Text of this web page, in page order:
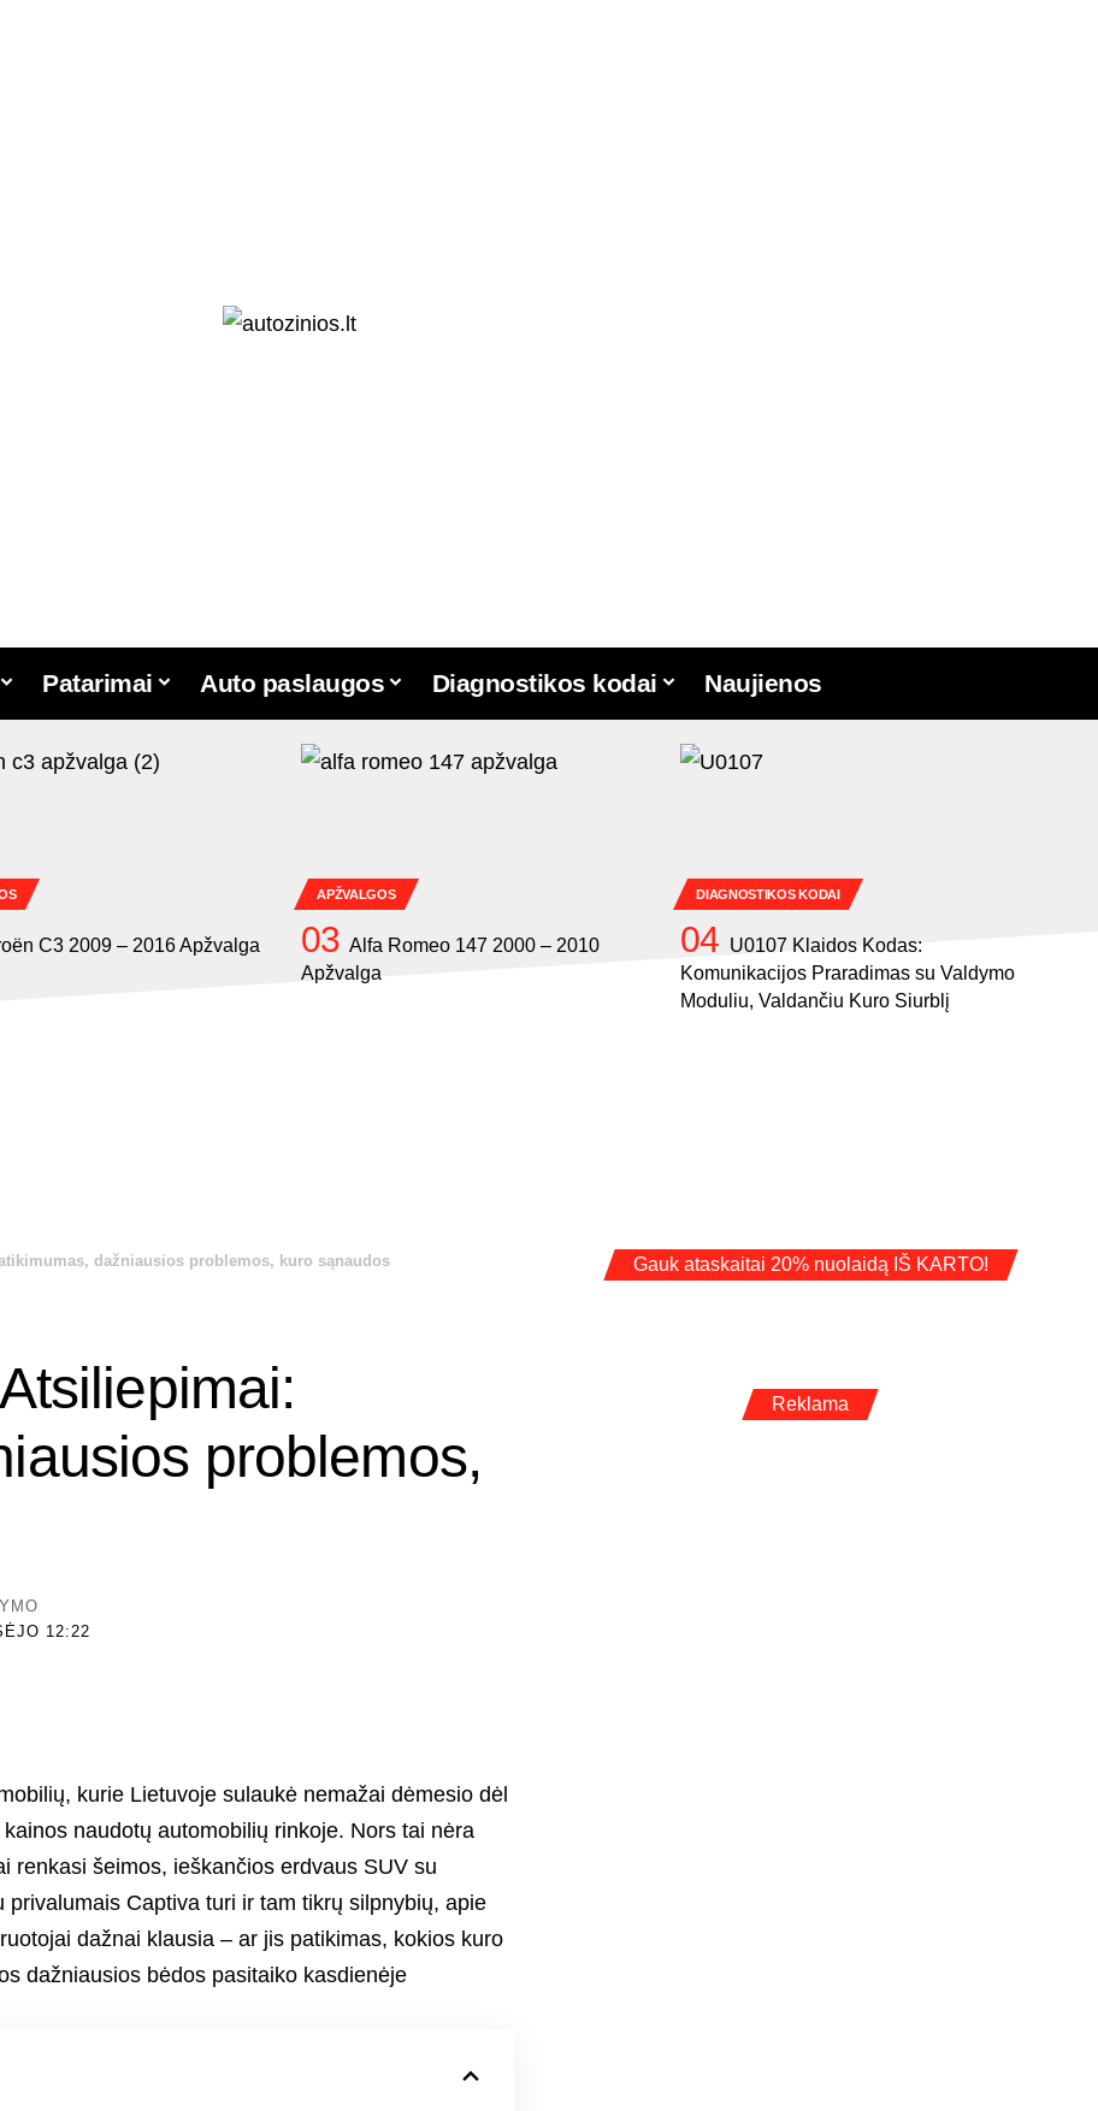
Patarimai Auto paslaugos Diagnostikos kodai Naujienos
C3 2009 – 2016 Apžvalga
APŽVALGOS
Alfa Romeo 147 2000 – 2010
Apžvalga
DIAGNOSTIKOS KODAI
U0107 Klaidos Kodas:
Komunikacijos Praradimas su Valdymo
Moduliu, Valdančiu Kuro Siurblį
dažniausios problemos, kuro sąnaudos
problemos,
12:22
kurie Lietuvoje sulaukė nemažai dėmesio dėl
naudotų automobilių rinkoje. Nors tai nėra
renkasi šeimos, ieškančios erdvaus SUV su
Captiva turi ir tam tikrų silpnybių, apie
dažnai klausia – ar jis patikimas, kokios kuro
dažniausios bėdos pasitaiko kasdienėje
Gauk ataskaitai 20% nuolaidą IŠ KARTO!
Reklama